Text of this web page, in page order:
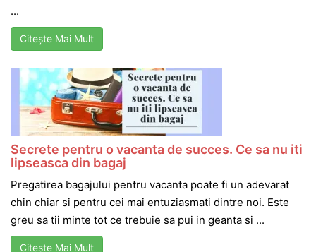
...
Citește Mai Mult
Secrete pentru o vacanta de succes. Ce sa nu iti
lipseasca din bagaj
Pregatirea bagajului pentru vacanta poate fi un adevarat
chin chiar si pentru cei mai entuziasmati dintre noi. Este
greu sa tii minte tot ce trebuie sa pui in geanta si ...
Citește Mai Mult